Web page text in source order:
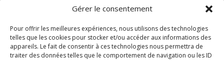
Gérer le consentement
Pour offrir les meilleures expériences, nous utilisons des technologies
telles que les cookies pour stocker et/ou accéder aux informations des
appareils. Le fait de consentir à ces technologies nous permettra de
traiter des données telles que le comportement de navigation ou les ID
0668550471
 Adresse
1 rue du Blanc Poirier